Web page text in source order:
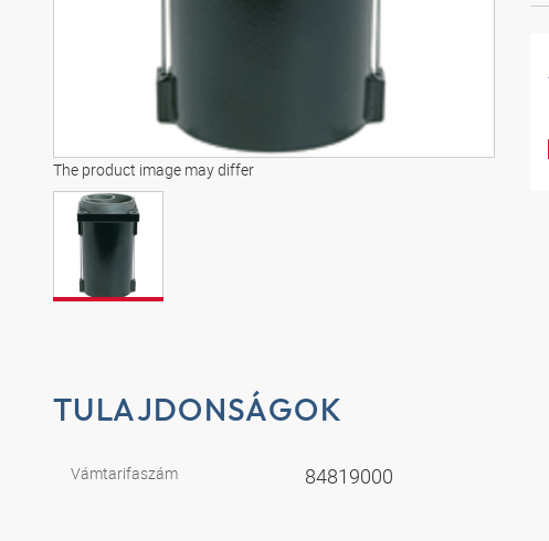
The product image may differ
TULAJDONSÁGOK
Vámtarifaszám 84819000